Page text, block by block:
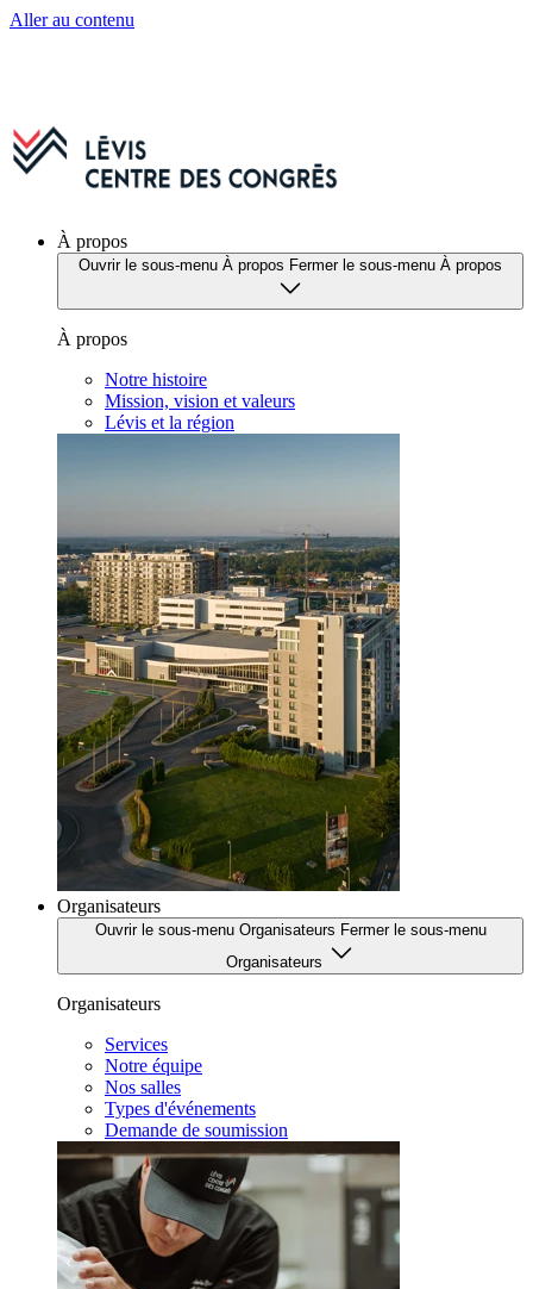
Aller au contenu
À propos
Ouvrir le sous-menu À propos Fermer le sous-menu À propos
À propos
Notre histoire
Mission, vision et valeurs
Lévis et la région
Organisateurs
Ouvrir le sous-menu Organisateurs Fermer le sous-menu
Organisateurs
Organisateurs
Services
Notre équipe
Nos salles
Types d'événements
Demande de soumission